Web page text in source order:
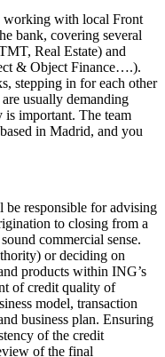
with local Front
bank, covering several
Real Estate) and
& Object Finance….).
stepping in for each other
usually demanding
is important. The team
in Madrid, and you
responsible for advising
to closing from a
commercial sense.
or deciding on
products within ING’s
of credit quality of
model, transaction
business plan. Ensuring
of the credit
of the final